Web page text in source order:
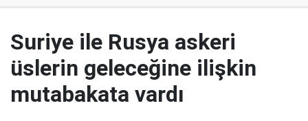
Suriye ile Rusya askeri
üslerin geleceğine ilişkin
mutabakata vardı